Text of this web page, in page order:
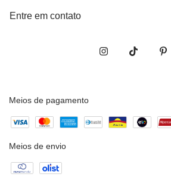
Entre em contato
Meios de pagamento
Meios de envio